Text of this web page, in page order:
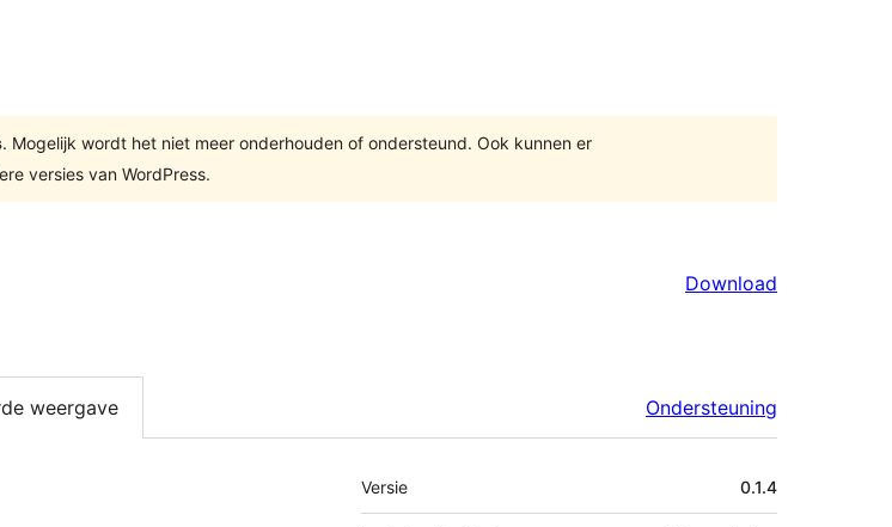
. Mogelijk wordt het niet meer onderhouden of ondersteund. Ook kunnen er
versies van WordPress.
Download
weergave Ondersteuning
Meta
Versie 0.1.4